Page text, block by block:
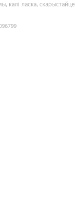
калі ласка, скарыстайце